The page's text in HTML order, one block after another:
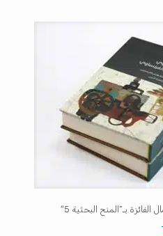
بـ”المنح البحثية 5″